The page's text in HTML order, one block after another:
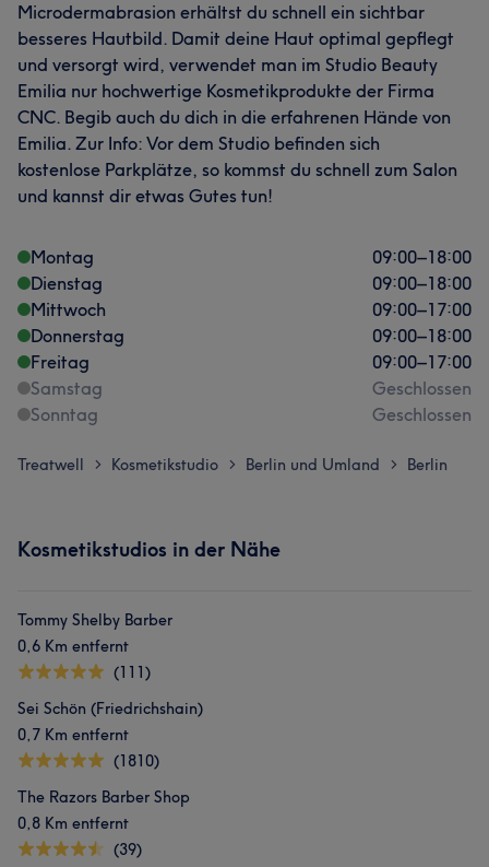
Microdermabrasion erhältst du schnell ein sichtbar
besseres Hautbild. Damit deine Haut optimal gepflegt
und versorgt wird, verwendet man im Studio Beauty
Emilia nur hochwertige Kosmetikprodukte der Firma
CNC. Begib auch du dich in die erfahrenen Hände von
Emilia. Zur Info: Vor dem Studio befinden sich
kostenlose Parkplätze, so kommst du schnell zum Salon
und kannst dir etwas Gutes tun!
Montag 09:00–18:00
Dienstag
09:00–18:00
Mittwoch
09:00–17:00
Donnerstag
09:00–18:00
Freitag
09:00–17:00
Samstag
Geschlossen
Sonntag
Geschlossen
Treatwell > Kosmetikstudio > Berlin und Umland > Berlin
Kosmetikstudios in der Nähe
Tommy Shelby Barber
0,6 Km entfernt
(111)
Sei Schön (Friedrichshain)
0,7 Km entfernt
(1810)
The Razors Barber Shop
0,8 Km entfernt
(39)